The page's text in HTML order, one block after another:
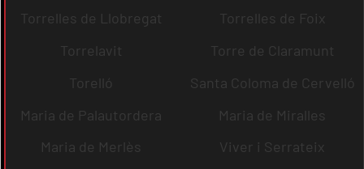
Torrelles de Llobregat
Torrelles de Foix
Torrelavit
Torre de Claramunt
Torelló
Santa Coloma de Cervelló
Maria de Palautordera
Maria de Miralles
Maria de Merlès
Viver i Serrateix